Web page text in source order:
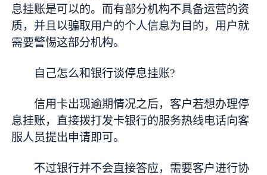
息挂账是可以的。而有部分机构不具备运营的资
质，并且以骗取用户的个人信息为目的，用户就
需要警惕这部分机构。
自己怎么和银行谈停息挂账?
信用卡出现逾期情况之后，客户若想办理停
息挂账，直接拨打发卡银行的服务热线电话向客
服人员提出申请即可。
不过银行并不会直接答应，需要客户进行协